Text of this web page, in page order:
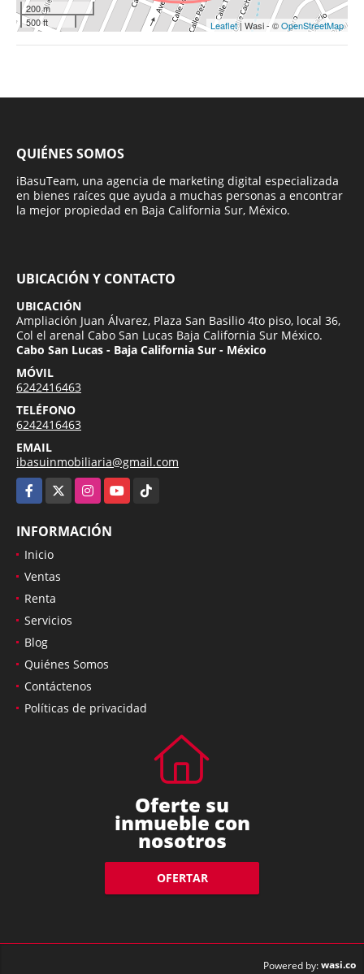
200 m
500 ft
Leaflet| Wasi - ©OpenStreetMap
QUIÉNES SOMOS
iBasuTeam, una agencia de marketing digital especializada
en bienes raíces que ayuda a muchas personas a encontrar
la mejor propiedad en Baja California Sur, México.
UBICACIÓN Y CONTACTO
UBICACIÓN
Ampliación Juan Álvarez, Plaza San Basilio 4to piso, local 36,
Col el arenal Cabo San Lucas Baja California Sur México.
Cabo San Lucas - Baja California Sur - México
MÓVIL
6242416463
TELÉFONO
6242416463
EMAIL
ibasuinmobiliaria@gmail.com
Facebook
InstagramYouTubeTikTok
INFORMACIÓN
Inicio
Ventas
Renta
Servicios
Blog
Quiénes Somos
Contáctenos
Políticas de privacidad
Oferte su
inmueble con
nosotros
OFERTAR
Powered by:wasi.co